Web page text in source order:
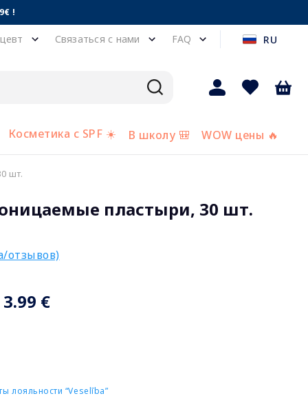
!
Связаться с нами FAQ RU
Косметика с SPF ☀️ В школу 🎒 WOW цены 🔥
шт.
пластыри, 30 шт.
отзывов)
3.99 €
лояльности “Veselība”